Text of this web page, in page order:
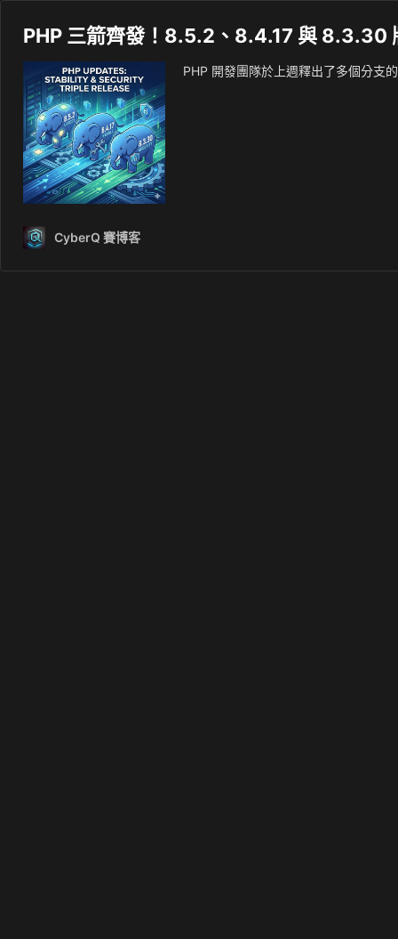
PHP 三箭齊發！8.5.2、8.4.17 與 8.3.30
PHP 開發團隊於上週釋出了多個分支
CyberQ 賽博客